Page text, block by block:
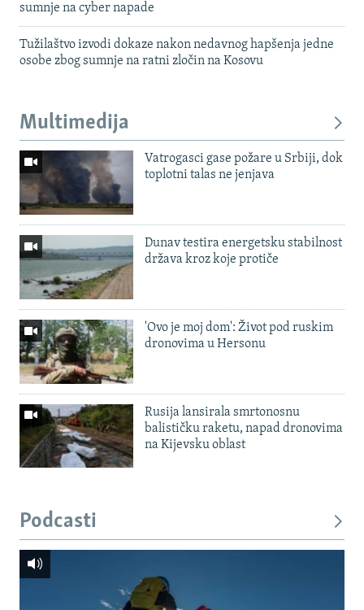
sumnje na cyber napade
Tužilaštvo izvodi dokaze nakon nedavnog hapšenja jedne
osobe zbog sumnje na ratni zločin na Kosovu
Multimedija
Vatrogasci gase požare u Srbiji, dok
toplotni talas ne jenjava
Dunav testira energetsku stabilnost
država kroz koje protiče
'Ovo je moj dom': Život pod ruskim
dronovima u Hersonu
Rusija lansirala smrtonosnu
balističku raketu, napad dronovima
na Kijevsku oblast
Podcasti